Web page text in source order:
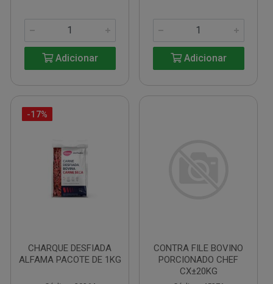
Adicionar Adicionar
-17%
CHARQUE DESFIADA
ALFAMA PACOTE DE 1KG
CONTRA FILE BOVINO
PORCIONADO CHEF
CX±20KG